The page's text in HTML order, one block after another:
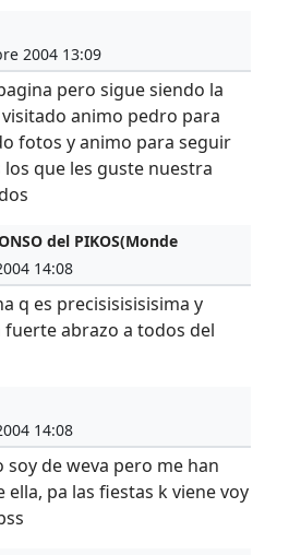
2004 13:09
pero sigue siendo la
animo pedro para
fotos y animo para seguir
que les guste nuestra
del PIKOS(Monde
14:08
q es precisisisisisima y
abrazo a todos del
14:08
soy de weva pero me han
ella, pa las fiestas k viene voy